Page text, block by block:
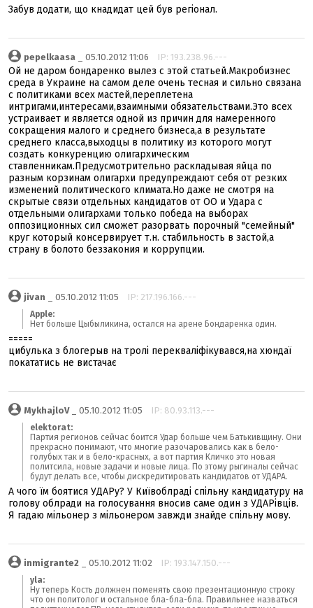
Забув додати, що кнадидат цей був регіонал.
pepelkaasa _ 05.10.2012 11:06 IP: 193.238.96.---
Ой не даром бондаренко вылез с этой статьей.Макробизнес
среда в Украине на самом деле очень тесная и сильно связана
с политиками всех мастей,переплетена
интригами,интересами,взаимными обязательствами.Это всех
устраивает и является одной из причин для намеренного
сокращения малого и среднего бизнеса,а в результате
среднего класса,выходцы в политику из которого могут
создать конкуренцию олигархическим
ставленникам.Предусмотрительно раскладывая яйца по
разным корзинам олигархи предупреждают себя от резких
изменений политического климата.Но даже не смотря на
скрытые связи отдельных кандидатов от ОО и Удара с
отдельными олигархами только победа на выборах
оппозиционных сил сможет разорвать порочный "семейный"
круг который консервирует т.н. стабильность в застой,а
страну в болото беззакония и коррупции.
jivan _ 05.10.2012 11:05 IP: 217.196.166.---
Apple:
Нет больше Цыбыликина, остался на арене Бондаренка один.
=====
цибулька з блогерыв на тролі перекваліфікувався,на хюндаї
покататись не вистачає
MykhajloV_ 05.10.2012 11:05 IP: 80.93.113.---
elektorat:
Партия регионов сейчас боится Удар больше чем Батькивщину. Они
прекрасно понимают, что многие разочаровались как в бело-
голубых так и в бело-красных, а вот партия Кличко это новая
политсила, новые задачи и новые лица. По этому рыгиналы сейчас
будут делать все, чтобы дискредитировать кандидатов от УДАРА.
А чого їм боятися УДАРу? У Київоблраді спільну кандидатуру на
голову облради на голосування вносив саме один з УДАРівців.
Я гадаю мільонер з мільонером завжди знайде спільну мову.
inmigrante2 _ 05.10.2012 11:02 IP: 193.147.150.---
yla:
Ну теперь Кость должнен поменять свою презентационную строку
что он политолог и остальное бла-бла-бла. Правильнее назваться